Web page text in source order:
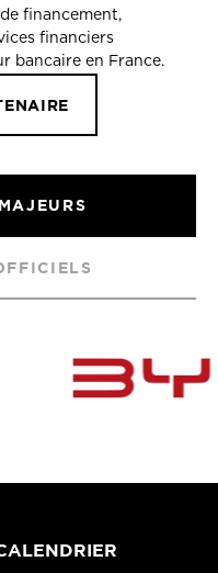
financement,
financiers
bancaire en France.